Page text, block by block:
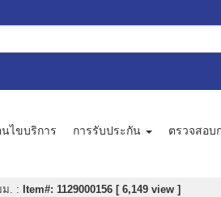
นไขบริการ การรับประกัน ตรวจสอบ
ม. : Item#: 1129000156 [ 6,149 view ]